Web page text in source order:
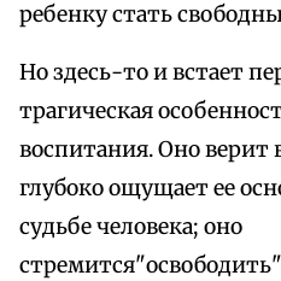
ребенку стать
Но здесь-то и встает
трагическая
воспитания. Оно верит
глубоко ощущает ее
судьбе человека; оно